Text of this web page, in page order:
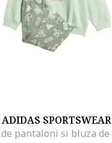
ADIDAS SPORTSWEAR